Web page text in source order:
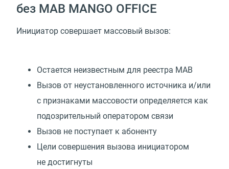
без МАВ MANGO OFFICE
Инициатор совершает массовый вызов:
Остается неизвестным для реестра МАВ
Вызов от неустановленного источника и/или
с признаками массовости определяется как
подозрительный оператором связи
Вызов не поступает к абоненту
Цели совершения вызова инициатором
не достигнуты